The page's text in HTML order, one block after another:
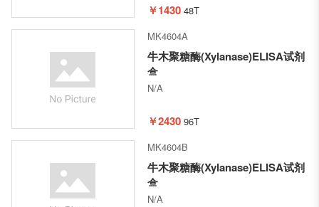
￥1430 48T
MK4604A
牛木聚糖酶(Xylanase)ELISA试剂
盒
N/A
￥2430 96T
MK4604B
牛木聚糖酶(Xylanase)ELISA试剂
盒
N/A